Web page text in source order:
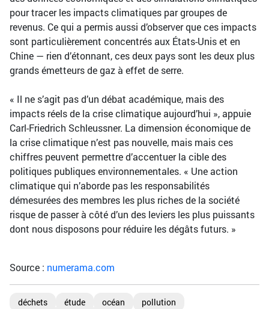
pour tracer les impacts climatiques par groupes de
revenus. Ce qui a permis aussi d’observer que ces impacts
sont particulièrement concentrés aux États-Unis et en
Chine — rien d’étonnant, ces deux pays sont les deux plus
grands émetteurs de gaz à effet de serre.
« Il ne s’agit pas d’un débat académique, mais des
impacts réels de la crise climatique aujourd’hui », appuie
Carl-Friedrich Schleussner. La dimension économique de
la crise climatique n’est pas nouvelle, mais mais ces
chiffres peuvent permettre d’accentuer la cible des
politiques publiques environnementales. « Une action
climatique qui n’aborde pas les responsabilités
démesurées des membres les plus riches de la société
risque de passer à côté d’un des leviers les plus puissants
dont nous disposons pour réduire les dégâts futurs. »
Source : numerama.com
déchets étude océan
pollution